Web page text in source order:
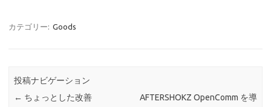
カテゴリー: Goods
投稿ナビゲーション
← ちょっとした改善
AFTERSHOKZ OpenComm を導